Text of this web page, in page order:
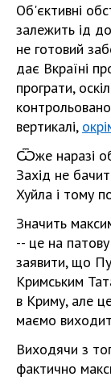
Об'єктивні
залежить ѵід
не готовий
дає Вкраїні
програти,
вертикалі,
Ѿже наразі
Захід не
Хуйла і тому
Значить
-- це на
заявити, що
Кримським
в Криму, але
маємо
Виходячи з
фактично